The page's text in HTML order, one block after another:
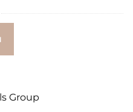
Group